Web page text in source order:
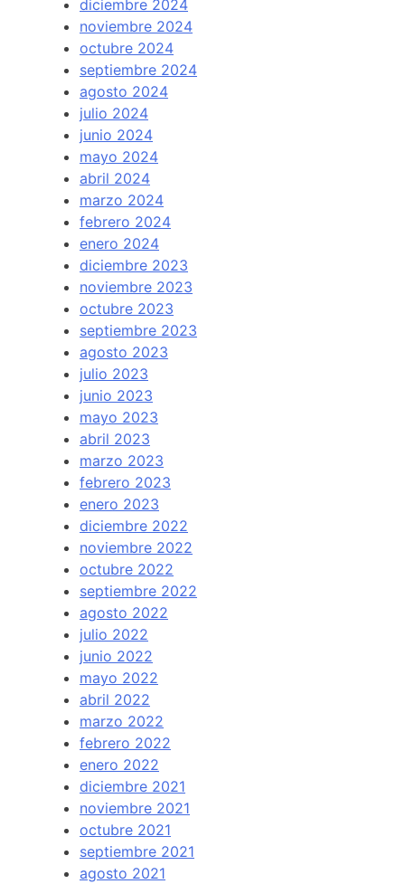
diciembre 2024
noviembre 2024
octubre 2024
septiembre 2024
agosto 2024
julio 2024
junio 2024
mayo 2024
abril 2024
marzo 2024
febrero 2024
enero 2024
diciembre 2023
noviembre 2023
octubre 2023
septiembre 2023
agosto 2023
julio 2023
junio 2023
mayo 2023
abril 2023
marzo 2023
febrero 2023
enero 2023
diciembre 2022
noviembre 2022
octubre 2022
septiembre 2022
agosto 2022
julio 2022
junio 2022
mayo 2022
abril 2022
marzo 2022
febrero 2022
enero 2022
diciembre 2021
noviembre 2021
octubre 2021
septiembre 2021
agosto 2021